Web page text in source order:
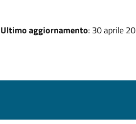
Ultimo aggiornamento: 30 aprile